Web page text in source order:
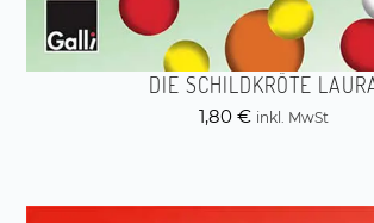
DIE SCHILDKRÖTE
1,80 € inkl. MwSt